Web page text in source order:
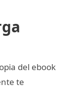
del ebook
te